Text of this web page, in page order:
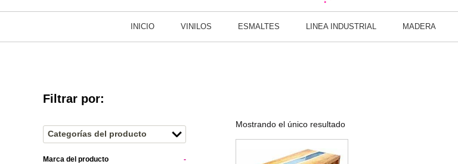
INICIO VINILOS ESMALTES LINEA INDUSTRIAL MADERA
Filtrar por:
Categorías del producto
Marca del producto -
Mostrando el único resultado